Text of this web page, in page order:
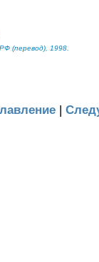
(перевод), 1998.
|